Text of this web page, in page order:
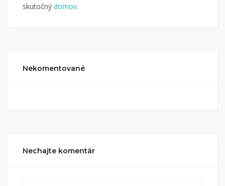
skutočný domov.
Nekomentované
Nechajte komentár